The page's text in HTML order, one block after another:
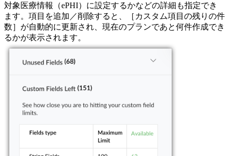
対象医療情報（ePHI）に設定するかなどの詳細も指定でき
ます。項目を追加／削除すると、［カスタム項目の残りの件
数］が自動的に更新され、現在のプランであと何件作成でき
るかが表示されます。